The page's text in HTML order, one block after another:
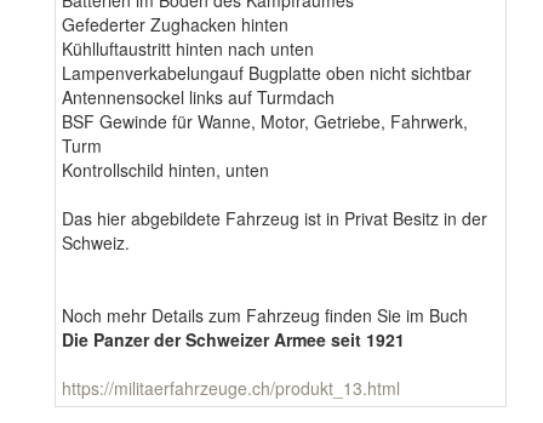
Gefederter Zughacken hinten
Kühlluftaustritt hinten nach unten
Lampenverkabelungauf Bugplatte oben nicht sichtbar
Antennensockel links auf Turmdach
BSF Gewinde für Wanne, Motor, Getriebe, Fahrwerk,
Turm
Kontrollschild hinten, unten
Das hier abgebildete Fahrzeug ist in Privat Besitz in der
Schweiz.
Noch mehr Details zum Fahrzeug finden Sie im Buch
Die Panzer der Schweizer Armee seit 1921
https://militaerfahrzeuge.ch/produkt_13.html